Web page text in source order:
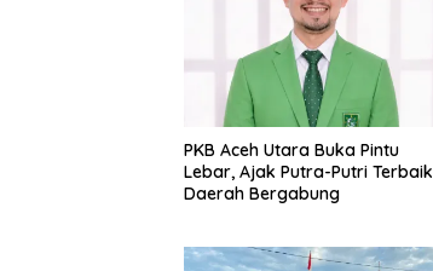
PKB Aceh Utara Buka Pintu
Lebar, Ajak Putra-Putri Terbaik
Daerah Bergabung